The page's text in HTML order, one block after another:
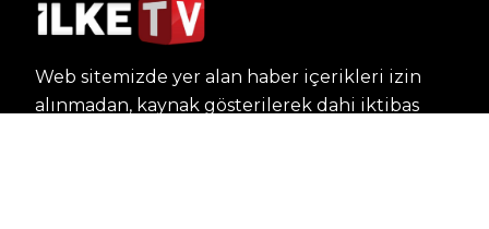
Web sitemizde yer alan haber içerikleri izin
alınmadan, kaynak gösterilerek dahi iktibas